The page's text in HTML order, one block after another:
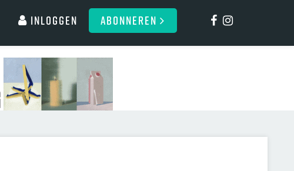
Inloggen ABONNEREN